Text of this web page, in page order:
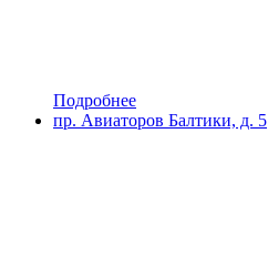
Подробнее
пр. Авиаторов Балтики, д. 5